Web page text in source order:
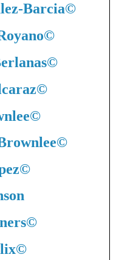
Barcia©
©
©
©
©
©
©
©
©